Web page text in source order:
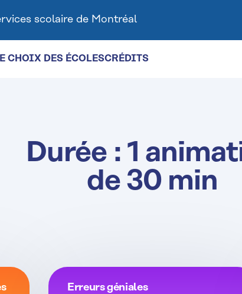
scolaire de Montréal
CHOIX DES ÉCOLESCRÉDITS
Durée : 1
de 30 min
Erreurs géniales